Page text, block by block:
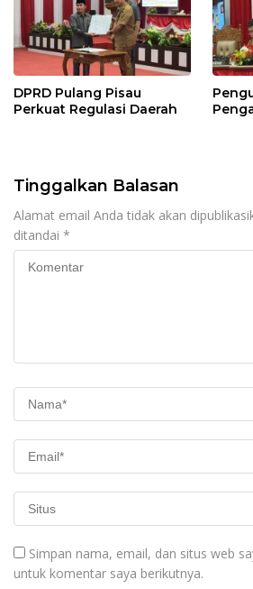
DPRD Pulang Pisau
Perkuat Regulasi Daerah
Tinggalkan Balasan
Alamat email Anda tidak akan
ditandai *
Simpan nama, email, dan situs web
untuk komentar saya berikutnya.